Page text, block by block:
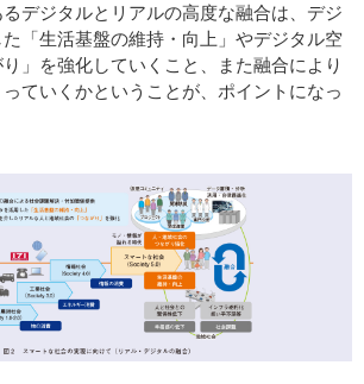
デジタルとリアルの高度な融合は、デジ
「生活基盤の維持・向上」やデジタル空
」を強化していくこと、また融合により
ていくかということが、ポイントになっ